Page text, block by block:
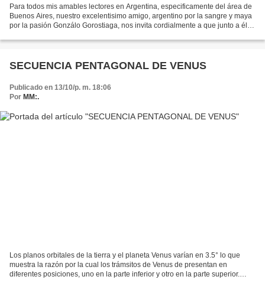
Para todos mis amables lectores en Argentina, especificamente del área de
Buenos Aires, nuestro excelentisimo amigo, argentino por la sangre y maya
por la pasión Gonzálo Gorostiaga, nos invita cordialmente a que junto a él
SECUENCIA PENTAGONAL DE VENUS
Publicado en 13/10/p. m. 18:06
Por MM:.
Los planos orbitales de la tierra y el planeta Venus varían en 3.5° lo que
muestra la razón por la cual los trámsitos de Venus de presentan en
diferentes posiciones, uno en la parte inferior y otro en la parte superior.